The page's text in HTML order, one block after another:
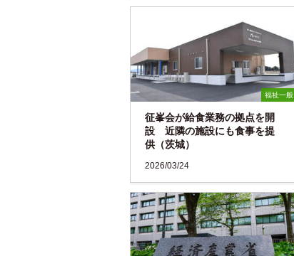
福祉一般
征峯会が給食業務の拠点を開
設 近隣の施設にも食事を提
供（茨城）
2026/03/24